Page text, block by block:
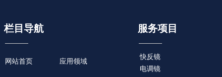
栏目导航
网站首页 应用领域
服务项目
快反镜
电调镜